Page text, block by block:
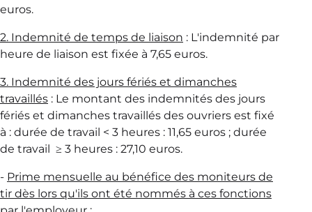
euros.
2. Indemnité de temps de liaison : L'indemnité par
heure de liaison est fixée à 7,65 euros.
3. Indemnité des jours fériés et dimanches
travaillés : Le montant des indemnités des jours
fériés et dimanches travaillés des ouvriers est fixé
à : durée de travail < 3 heures : 11,65 euros ; durée
de travail ≥ 3 heures : 27,10 euros.
- Prime mensuelle au bénéfice des moniteurs de
tir dès lors qu'ils ont été nommés à ces fonctions